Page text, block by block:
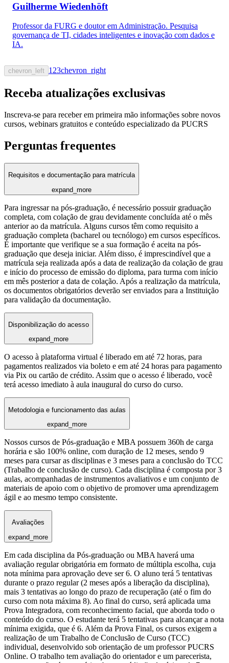
Guilherme Wiedenhöft
Professor da FURG e doutor em Administração. Pesquisa
governança de TI, cidades inteligentes e inovação com dados e
IA.
chevron_left 1 23chevron_right
Receba atualizações exclusivas
Inscreva-se para receber em primeira mão informações sobre novos
cursos, webinars gratuitos e conteúdo especializado da PUCRS
Perguntas frequentes
Requisitos e documentação para matrícula
expand_more
Para ingressar na pós-graduação, é necessário possuir graduação
completa, com colação de grau devidamente concluída até o mês
anterior ao da matrícula. Alguns cursos têm como requisito a
graduação completa (bacharel ou tecnólogo) em cursos específicos.
É importante que verifique se a sua formação é aceita na pós-
graduação que deseja iniciar. Além disso, é imprescindível que a
matrícula seja realizada após a data de realização da colação de grau
e início do processo de emissão do diploma, para turma com início
em mês posterior a data de colação. Após a realização da matrícula,
os documentos obrigatórios deverão ser enviados para a Instituição
para validação da documentação.
Disponibilização do acesso
expand_more
O acesso à plataforma virtual é liberado em até 72 horas, para
pagamentos realizados via boleto e em até 24 horas para pagamento
via Pix ou cartão de crédito. Assim que o acesso é liberado, você
terá acesso imediato à aula inaugural do curso do curso.
Metodologia e funcionamento das aulas
expand_more
Nossos cursos de Pós-graduação e MBA possuem 360h de carga
horária e são 100% online, com duração de 12 meses, sendo 9
meses para cursar as disciplinas e 3 meses para a conclusão do TCC
(Trabalho de conclusão de curso). Cada disciplina é composta por 3
aulas, acompanhadas de instrumentos avaliativos e um conjunto de
materiais de apoio com o objetivo de promover uma aprendizagem
ágil e ao mesmo tempo consistente.
Avaliações
expand_more
Em cada disciplina da Pós-graduação ou MBA haverá uma
avaliação regular obrigatória em formato de múltipla escolha, cuja
nota mínima para aprovação deve ser 6. O aluno terá 5 tentativas
durante o prazo regular (2 meses após a liberação da disciplina),
mais 3 tentativas ao longo do prazo de recuperação (até o fim do
curso com nota máxima 8). Ao final do curso, será aplicada uma
Prova Integradora, com reconhecimento facial, que aborda todo o
conteúdo do curso. O estudante terá 5 tentativas para alcançar a nota
mínima exigida, que é 6. Além da Prova Final, os cursos exigem a
realização de um Trabalho de Conclusão de Curso (TCC)
individual, desenvolvido sob orientação de um professor PUCRS
Online. O trabalho tem avaliação do orientador e um parecerista,